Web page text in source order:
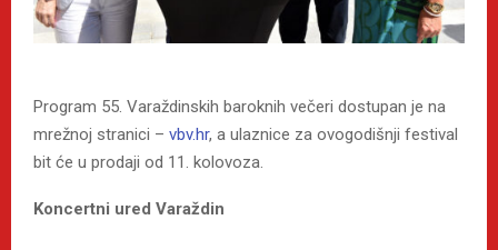
Program 55. Varaždinskih baroknih večeri dostupan je na
mrežnoj stranici – vbv.hr, a ulaznice za ovogodišnji festival
bit će u prodaji od 11. kolovoza.
Koncertni ured Varaždin